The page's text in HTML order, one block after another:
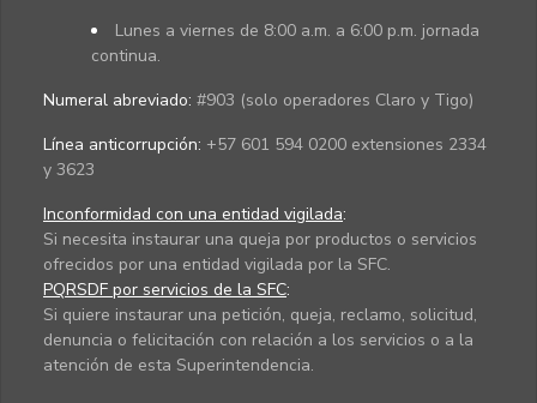
Lunes a viernes de 8:00 a.m. a 6:00 p.m. jornada
continua.
Numeral abreviado: #903 (solo operadores Claro y Tigo)
Línea anticorrupción: +57 601 594 0200 extensiones 2334
y 3623
Inconformidad con una entidad vigilada:
Si necesita instaurar una queja por productos o servicios
ofrecidos por una entidad vigilada por la SFC.
PQRSDF por servicios de la SFC:
Si quiere instaurar una petición, queja, reclamo, solicitud,
denuncia o felicitación con relación a los servicios o a la
atención de esta Superintendencia.